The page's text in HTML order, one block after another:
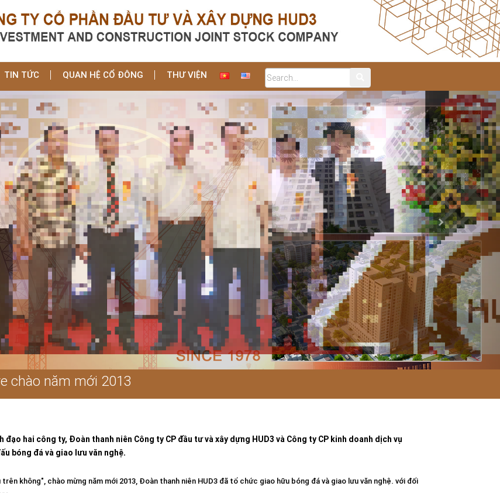
TIN TỨC QUAN HỆ CỔ ĐÔNG THƯ VIỆN
chào năm mới 2013
hai công ty, Đoàn thanh niên Công ty CP đầu tư và xây dựng HUD3 và Công ty CP kinh doanh dịch vụ
bóng đá và giao lưu văn nghệ.
không", chào mừng năm mới 2013, Đoàn thanh niên HUD3 đã tổ chức giao hữu bóng đá và giao lưu văn nghệ. với đối